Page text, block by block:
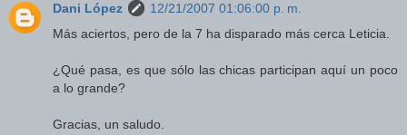
Dani López
12/21/2007 01:06:00 p. m.
Más aciertos, pero de la 7 ha disparado más cerca Leticia.
¿Qué pasa, es que sólo las chicas participan aquí un poco
a lo grande?
Gracias, un saludo.